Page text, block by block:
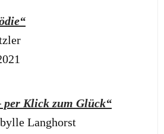
per Klick zum Glück“
Langhorst